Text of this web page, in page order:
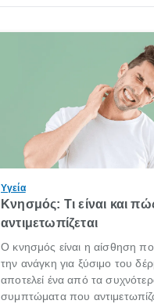
Υγεία
Κνησμός: Τι είναι και
αντιμετωπίζεται
Ο κνησμός είναι η αίσθηση
την ανάγκη για ξύσιμο του
αποτελεί ένα από τα
συμπτώματα που